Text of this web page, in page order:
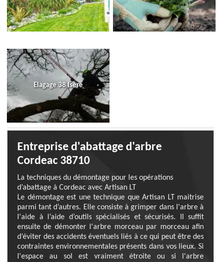
Elagage 38 Isère
Entreprise d'abattage d'arbre
Cordeac 38710
La techniques du démontage pour les opérations
d’abattage à Cordeac avec Artisan LT
Le démontage est une technique que Artisan LT maitrise
parmi tant d’autres. Elle consiste à grimper dans l'arbre à
l'aide à l’aide d’outils spécialisés et sécurisés. Il suffit
ensuite de démonter l'arbre morceau par morceau afin
d’éviter des accidents éventuels liés à ce qui peut être des
contraintes environnementales présents dans vos lieux. Si
l'espace au sol est vraiment étroite ou si l'arbre